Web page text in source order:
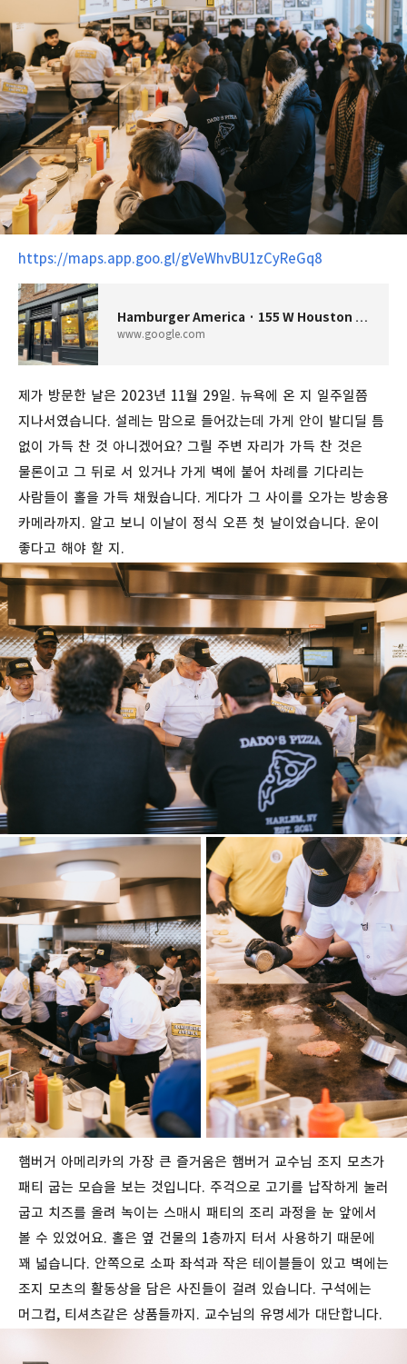
https://maps.app.goo.gl/gVeWhvBU1zCyReGq8
Hamburger America · 155 W Houston St, New York, NY 10012 미국
www.google.com
제가 방문한 날은 2023년 11월 29일. 뉴욕에 온 지 일주일쯤
지나서였습니다. 설레는 맘으로 들어갔는데 가게 안이 발디딜 틈
없이 가득 찬 것 아니겠어요? 그릴 주변 자리가 가득 찬 것은
물론이고 그 뒤로 서 있거나 가게 벽에 붙어 차례를 기다리는
사람들이 홀을 가득 채웠습니다. 게다가 그 사이를 오가는 방송용
카메라까지. 알고 보니 이날이 정식 오픈 첫 날이었습니다. 운이
좋다고 해야 할 지.
햄버거 아메리카의 가장 큰 즐거움은 햄버거 교수님 조지 모츠가
패티 굽는 모습을 보는 것입니다. 주걱으로 고기를 납작하게 눌러
굽고 치즈를 올려 녹이는 스매시 패티의 조리 과정을 눈 앞에서
볼 수 있었어요. 홀은 옆 건물의 1층까지 터서 사용하기
때문에
꽤 넓습니다. 안쪽으로 소파 좌석과 작은 테이블들이 있고 벽에는
조지 모츠의 활동상을 담은 사진들이 걸려 있습니다. 구석에는
머그컵, 티셔츠같은 상품들까지. 교수님의 유명세가 대단합니다.